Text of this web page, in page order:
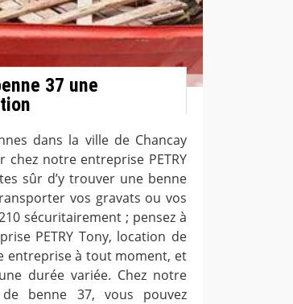
37 une
dans la ville de Chancay
chez notre entreprise PETRY
sûr d’y trouver une benne
vos gravats ou vos
sécuritairement ; pensez à
PETRY Tony, location de
entreprise à tout moment, et
durée variée. Chez notre
de benne 37, vous pouvez